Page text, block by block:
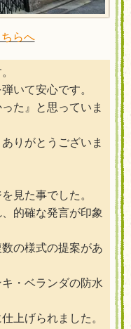
らへ
いて安心です。
た』と思っていま
りがとうございま
見た事でした。
的確な発言が印象
の様式の提案があ
・ベランダの防水
上げられました。